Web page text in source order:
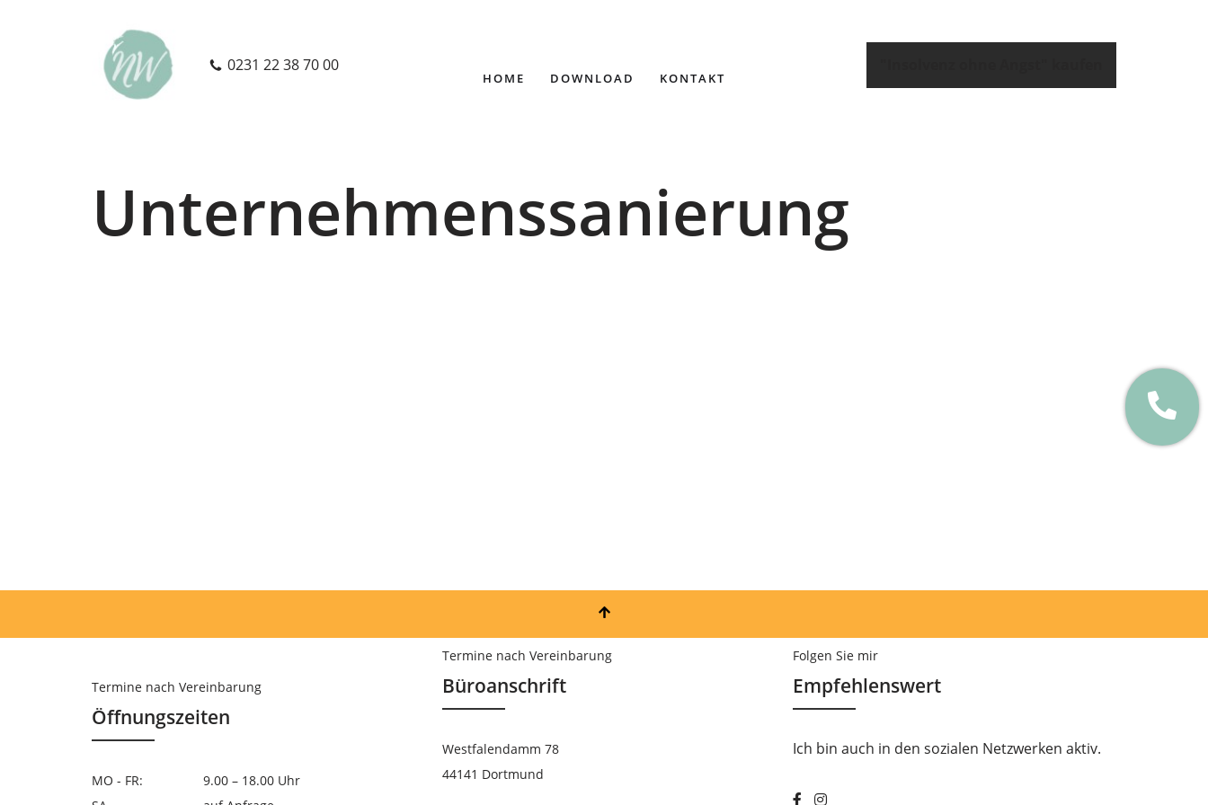
0231 22 38 70 00
HOME DOWNLOAD KONTAKT
Unternehmenssanierung
Termine nach Vereinbarung
Öffnungszeiten
MO - FR:
9.00 – 18.00 Uhr
Termine nach Vereinbarung
Büroanschrift
Westfalendamm 78
44141 Dortmund
Folgen Sie mir
Empfehlenswert
Ich bin auch in den sozialen Netzwerken aktiv.